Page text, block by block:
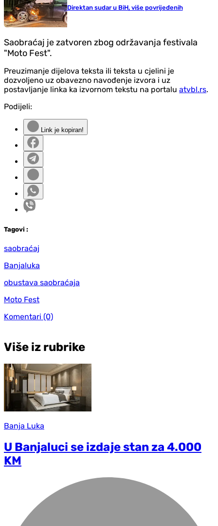
Direktan sudar u BiH, više povrijeđenih
Saobraćaj je zatvoren zbog održavanja festivala
"Moto Fest".
Preuzimanje dijelova teksta ili teksta u cjelini je
dozvoljeno uz obavezno navođenje izvora i uz
postavljanje linka ka izvornom tekstu na portalu atvbl.rs.
Podijeli:
Link je kopiran!
Tagovi :
saobraćaj
Banjaluka
obustava saobraćaja
Moto Fest
Komentari (0)
Više iz rubrike
Banja Luka
U Banjaluci se izdaje stan za 4.000
KM